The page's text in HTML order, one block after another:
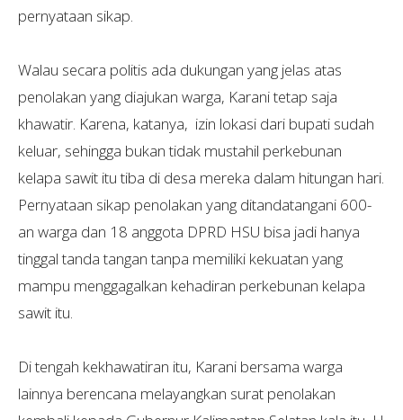
pernyataan sikap.
Walau secara politis ada dukungan yang jelas atas
penolakan yang diajukan warga, Karani tetap saja
khawatir. Karena, katanya, izin lokasi dari bupati sudah
keluar, sehingga bukan tidak mustahil perkebunan
kelapa sawit itu tiba di desa mereka dalam hitungan hari.
Pernyataan sikap penolakan yang ditandatangani 600-
an warga dan 18 anggota DPRD HSU bisa jadi hanya
tinggal tanda tangan tanpa memiliki kekuatan yang
mampu menggagalkan kehadiran perkebunan kelapa
sawit itu.
Di tengah kekhawatiran itu, Karani bersama warga
lainnya berencana melayangkan surat penolakan